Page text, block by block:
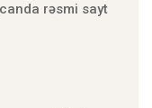
rəsmi sayt